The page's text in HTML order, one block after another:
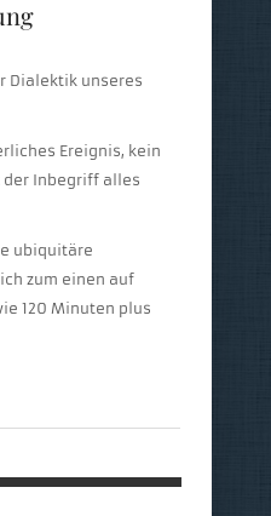
Dialektik unseres
Ereignis, kein
der Inbegriff alles
ubiquitäre
zum einen auf
120 Minuten plus